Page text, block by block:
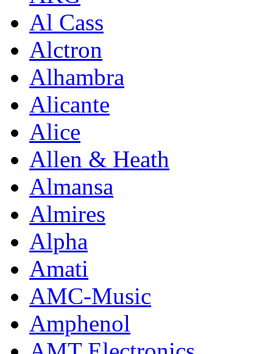
Al Cass
Alctron
Alhambra
Alicante
Alice
Allen & Heath
Almansa
Almires
Alpha
Amati
AMC-Music
Amphenol